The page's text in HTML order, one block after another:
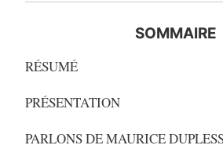
SOMMAIRE
RÉSUMÉ
PRÉSENTATION
PARLONS DE MAURICE